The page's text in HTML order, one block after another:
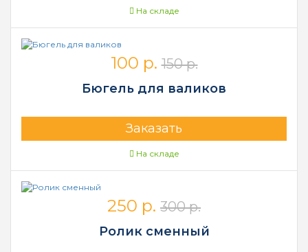
На складе
100 р. 150 р.
Бюгель для валиков
Заказать
На складе
250 р. 300 р.
Ролик сменный